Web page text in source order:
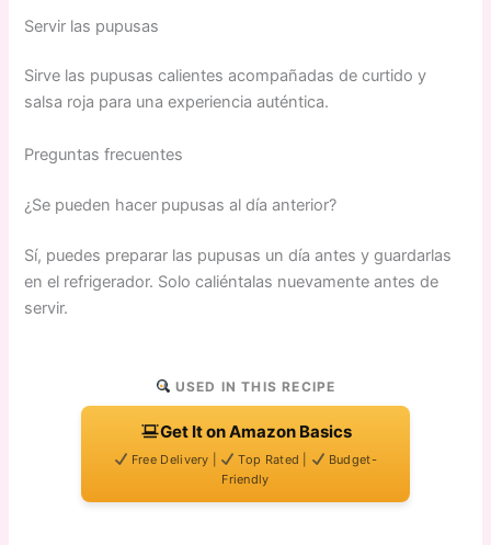
Servir las pupusas
Sirve las pupusas calientes acompañadas de curtido y
salsa roja para una experiencia auténtica.
Preguntas frecuentes
¿Se pueden hacer pupusas al día anterior?
Sí, puedes preparar las pupusas un día antes y guardarlas
en el refrigerador. Solo caliéntalas nuevamente antes de
servir.
USED IN THIS RECIPE
Get It on Amazon Basics
Free Delivery | Top Rated |
Budget-
Friendly